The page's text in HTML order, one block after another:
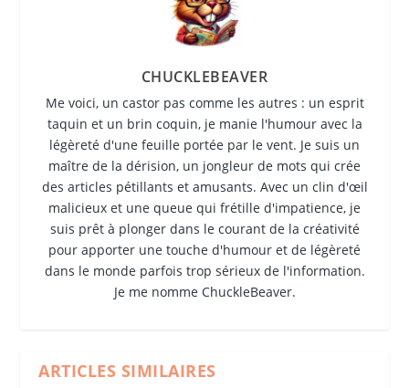
CHUCKLEBEAVER
Me voici, un castor pas comme les autres : un esprit
taquin et un brin coquin, je manie l'humour avec la
légèreté d'une feuille portée par le vent. Je suis un
maître de la dérision, un jongleur de mots qui crée
des articles pétillants et amusants. Avec un clin d'œil
malicieux et une queue qui frétille d'impatience, je
suis prêt à plonger dans le courant de la créativité
pour apporter une touche d'humour et de légèreté
dans le monde parfois trop sérieux de l'information.
Je me nomme ChuckleBeaver.
ARTICLES SIMILAIRES